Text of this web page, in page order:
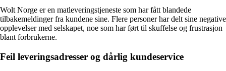
Wolt Norge er en matleveringstjeneste som har fått blandede
tilbakemeldinger fra kundene sine. Flere personer har delt sine negative
opplevelser med selskapet, noe som har ført til skuffelse og frustrasjon
blant forbrukerne.
Feil leveringsadresser og dårlig kundeservice